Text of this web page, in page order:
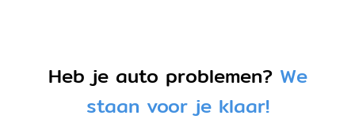
Heb je auto problemen? We
staan voor je klaar!